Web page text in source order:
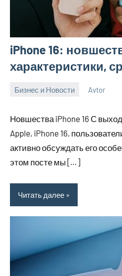
iPhone 16:
характеристики,
Бизнес и Новости
2026
Avtor
Новшества iPhone 16 С
Apple, iPhone 16,
активно обсуждать его
этом посте мы […]
Читать далее